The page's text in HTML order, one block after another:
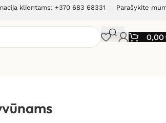
klientams: +370 683 68331 Parašykite
0,00